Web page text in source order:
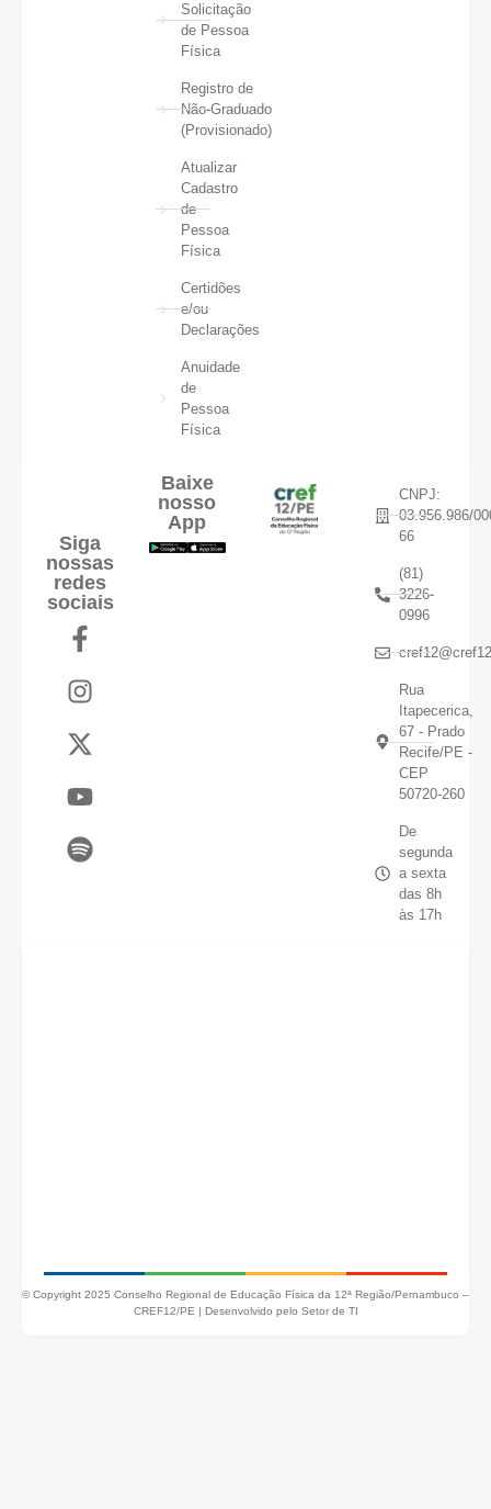
Solicitação
de Pessoa
Física
Registro de
Não-Graduado
(Provisionado)
Atualizar
Cadastro
de
Pessoa
Física
Certidões
e/ou
Declarações
Anuidade
de
Pessoa
Física
Siga
nossas
redes
sociais
Baixe
nosso
App
CNPJ:
03.956.986/
66
(81)
3226-
0996
Rua
Itapecerica,
67 - Prado
Recife/PE -
CEP
50720-260
De
segunda
a sexta
das 8h
às 17h
© Copyright 2025 Conselho Regional de Educação Física da 12ª Região/Pernambuco –
CREF12/PE |
Desenvolvido pelo Setor de TI